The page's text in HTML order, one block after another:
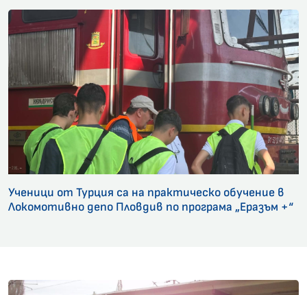
Ученици от Турция са на практическо обучение в
Локомотивно депо Пловдив по програма „Еразъм +“